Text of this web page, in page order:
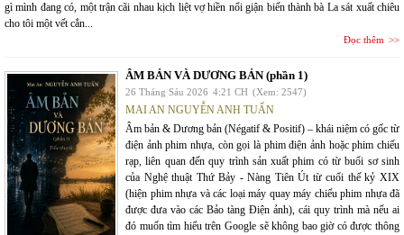
gì mình đang có, một trận cãi nhau kịch liệt vợ hiền nổi giận biến thành bà La sát xuất chiêu
cho tôi một vết cắn...
Đọc thêm
ÂM BẢN VÀ DƯƠNG BẢN (phần 1)
26 Tháng Sáu 2026 4:21 CH (Xem: 2547)
MAI AN NGUYỄN ANH TUẤN
Âm bản & Dương bản (Négatif & Positif) – khái niệm có gốc từ
điện ảnh phim nhựa, còn gọi là phim điện ảnh hoặc phim chiếu
rạp, liên quan đến quy trình sản xuất phim có từ buổi sơ sinh
của Nghệ thuật Thứ Bảy - Nàng Tiên Út từ cuối thế kỷ XIX
(hiện phim nhựa và các loại máy quay máy chiếu phim nhựa đã
được đưa vào các Bảo tàng Điện ảnh), cái quy trình mà nếu ai
đó muốn tìm hiểu trên Google sẽ không bao giờ có được thông